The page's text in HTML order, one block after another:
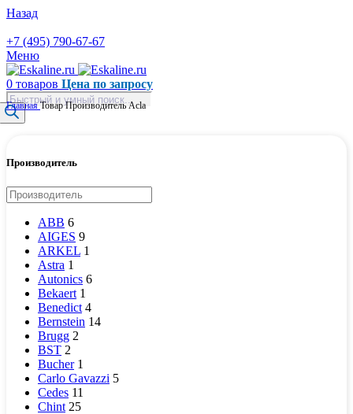
Назад
+7 (495) 790-67-67
Меню
0 товаров Цена по запросу
Поиск
товаров
ГлавнаяТовар ПроизводительAcla
Производитель
ABB 6
AIGES 9
ARKEL 1
Astra 1
Autonics 6
Bekaert 1
Benedict 4
Bernstein 14
Brugg 2
BST 2
Bucher 1
Carlo Gavazzi 5
Cedes 11
Chint 25